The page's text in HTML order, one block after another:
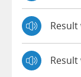
Result
Result